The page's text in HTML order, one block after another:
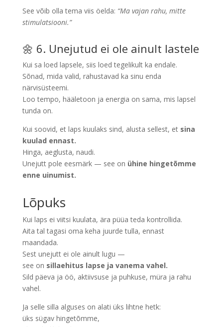
See võib olla tema viis öelda: “Ma vajan rahu, mitte
stimulatsiooni.”
🌼 6. Unejutud ei ole ainult lastele
Kui sa loed lapsele, siis loed tegelikult ka endale.
Sõnad, mida valid, rahustavad ka sinu enda
närvisüsteemi.
Loo tempo, hääletoon ja energia on sama, mis lapsel
tunda on.
Kui soovid, et laps kuulaks sind, alusta sellest, et sina
kuulad ennast.
Hinga, aeglusta, naudi.
Unejutt pole eesmärk — see on ühine hingetõmme
enne uinumist.
Lõpuks
Kui laps ei viitsi kuulata, ära püüa teda kontrollida.
Aita tal tagasi oma keha juurde tulla, ennast
maandada.
Sest unejutt ei ole ainult lugu —
see on sillaehitus lapse ja vanema vahel.
Sild päeva ja öö, aktiivsuse ja puhkuse, müra ja rahu
vahel.
Ja selle silla alguses on alati üks lihtne hetk:
üks sügav hingetõmme,